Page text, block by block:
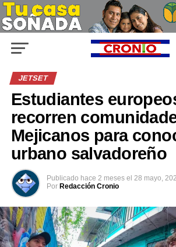
JETSET
Estudiantes
recorren
Mejicanos para
urbano salvadoreño
Publicado hace 2 meses el 28 mayo,
Por Redacción Cronio